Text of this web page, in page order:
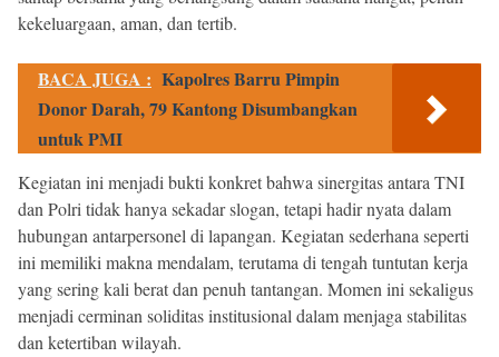
kekeluargaan, aman, dan tertib.
BACA JUGA : Kapolres Barru Pimpin
Donor Darah, 79 Kantong Disumbangkan
untuk PMI
Kegiatan ini menjadi bukti konkret bahwa sinergitas antara TNI
dan Polri tidak hanya sekadar slogan, tetapi hadir nyata dalam
hubungan antarpersonel di lapangan. Kegiatan sederhana seperti
ini memiliki makna mendalam, terutama di tengah tuntutan kerja
yang sering kali berat dan penuh tantangan. Momen ini sekaligus
menjadi cerminan soliditas institusional dalam menjaga stabilitas
dan ketertiban wilayah.